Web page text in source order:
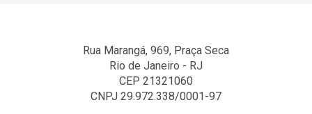
Rua Marangá, 969, Praça Seca
Rio de Janeiro - RJ
CEP 21321060
CNPJ 29.972.338/0001-97